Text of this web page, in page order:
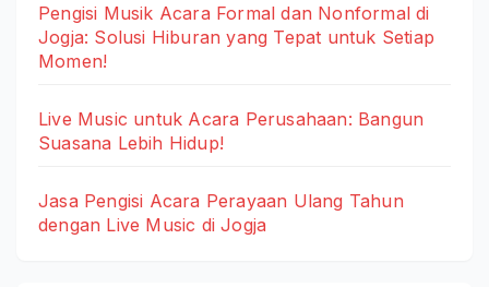
Pengisi Musik Acara Formal dan Nonformal di
Jogja: Solusi Hiburan yang Tepat untuk Setiap
Momen!
Live Music untuk Acara Perusahaan: Bangun
Suasana Lebih Hidup!
Jasa Pengisi Acara Perayaan Ulang Tahun
dengan Live Music di Jogja